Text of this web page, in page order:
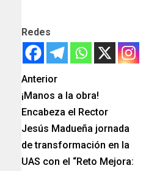
Redes
Anterior
¡Manos a la obra!
Encabeza el Rector
Jesús Madueña jornada
de transformación en la
UAS con el “Reto Mejora: